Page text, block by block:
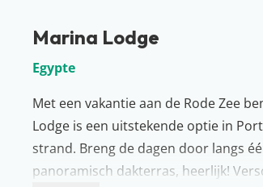
Marina Lodge
Egypte
Met een vakantie aan de Rode Zee
Lodge is een uitstekende optie in
strand. Breng de dagen door langs
panoramisch dakterras, heerlijk!